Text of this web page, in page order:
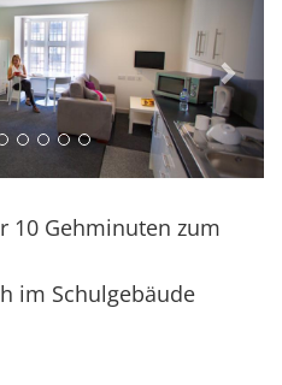
10 Gehminuten zum
im Schulgebäude